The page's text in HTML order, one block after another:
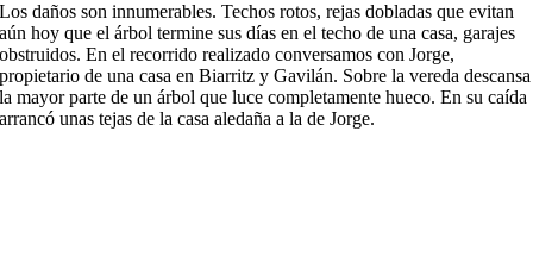
Los daños son innumerables. Techos rotos, rejas dobladas que evitan
aún hoy que el árbol termine sus días en el techo de una casa, garajes
obstruidos. En el recorrido realizado conversamos con Jorge,
propietario de una casa en Biarritz y Gavilán. Sobre la vereda descansa
la mayor parte de un árbol que luce completamente hueco. En su caída
arrancó unas tejas de la casa aledaña a la de Jorge.